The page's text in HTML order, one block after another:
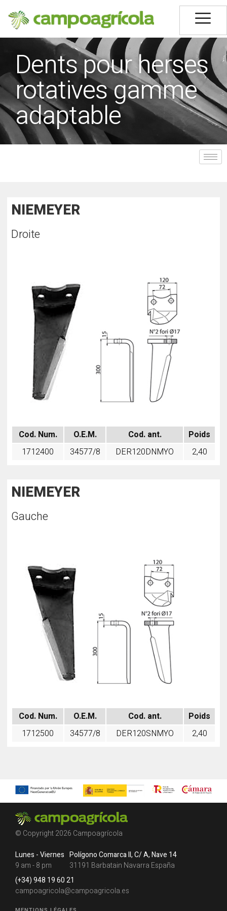
Dents pour herses
rotatives gamme
adaptable
NIEMEYER
Droite
Cod. Num. O.E.M. Cod. ant.
Poids
1712400
34577/8 DER120DNMYO 2,40
NIEMEYER
Gauche
Cod. Num. O.E.M. Cod. ant.
Poids
1712500
34577/8 DER120SNMYO 2,40
© Copyright 2026 Campoagrícola
Lunes - Viernes
9 am - 8 pm
Polígono Comarca II, C/ A, Nave 14
31191 Barbatain Navarra España
(+34) 948 19 60 21
campoagricola@campoagricola.es